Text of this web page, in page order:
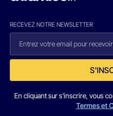
RECEVEZ NOTRE NEWSLETTER
En cliquant sur s'inscrire, vous
Termes et